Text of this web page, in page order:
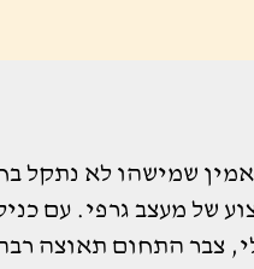
שמישהו לא נתקל
של מעצב גרפי. עם
צבר התחום תאוצה